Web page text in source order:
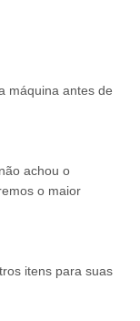
máquina antes de
achou o
o maior
itens para suas